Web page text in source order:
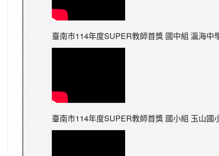
臺南市114年度SUPER教師首獎 國中組 瀛海中
臺南市114年度SUPER教師首獎 國小組 玉山國